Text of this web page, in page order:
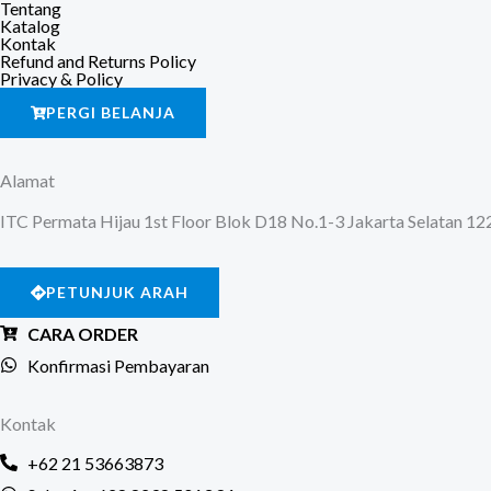
Tentang
Katalog
Kontak
Refund and Returns Policy
Privacy & Policy
PERGI BELANJA
Alamat
ITC Permata Hijau 1st Floor Blok D18 No.1-3 Jakarta Selatan
PETUNJUK ARAH
CARA ORDER
Konfirmasi Pembayaran
Kontak
+62 21 53663873